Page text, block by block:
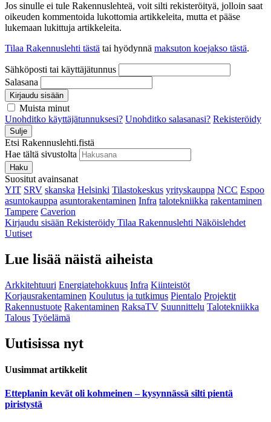
Jos sinulle ei tule Rakennuslehteä, voit silti rekisteröityä, jolloin saat
oikeuden kommentoida lukottomia artikkeleita, mutta et pääse
lukemaan lukittuja artikkeleita.
Tilaa Rakennuslehti tästä tai hyödynnä maksuton koejakso tästä.
Sähköposti tai käyttäjätunnus
Salasana
Kirjaudu sisään
Muista minut
Unohditko käyttäjätunnuksesi? Unohditko salasanasi? Rekisteröidy
Sulje
Etsi Rakennuslehti.fistä
Hae tältä sivustolta
Haku
Suositut avainsanat
YIT SRV skanska Helsinki Tilastokeskus yrityskauppa NCC Espoo
asuntokauppa asuntorakentaminen Infra talotekniikka rakentaminen
Tampere Caverion
Kirjaudu sisään Rekisteröidy Tilaa Rakennuslehti Näköislehdet
Uutiset
Lue lisää näistä aiheista
Arkkitehtuuri Energiatehokkuus Infra Kiinteistöt
Korjausrakentaminen Koulutus ja tutkimus Pientalo Projektit
Rakennustuote Rakentaminen RaksaTV Suunnittelu Talotekniikka
Talous Työelämä
Uutisissa nyt
Uusimmat artikkelit
Etteplanin kevät oli kohmeinen – kysynnässä silti pientä
piristystä